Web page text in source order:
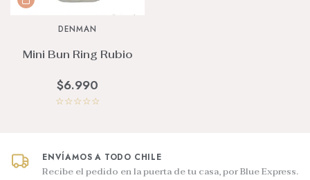
DENMAN
Mini Bun Ring Rubio
$6.990
☆☆☆☆☆
ENVÍAMOS A TODO CHILE
Recibe el pedido en la puerta de tu casa, por Blue Express.